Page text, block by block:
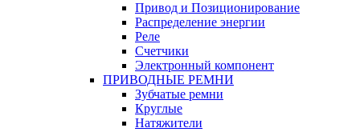
Привод и Позиционирование
Распределение энергии
Реле
Счетчики
Электронный компонент
ПРИВОДНЫЕ РЕМНИ
Зубчатые ремни
Круглые
Натяжители